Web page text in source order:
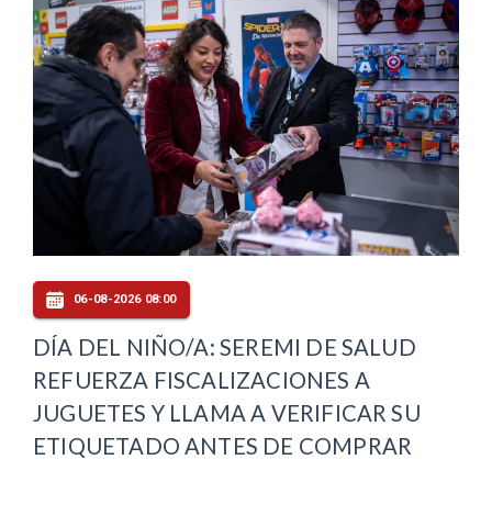
06-08-2026 08:00
DÍA DEL NIÑO/A: SEREMI DE SALUD
REFUERZA FISCALIZACIONES A
JUGUETES Y LLAMA A VERIFICAR SU
ETIQUETADO ANTES DE COMPRAR